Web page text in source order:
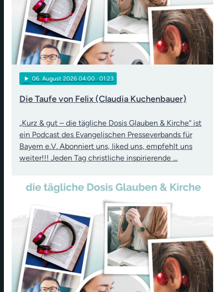
play_arrow 06. August 2026 04:00 · 01:23
Die Taufe von Felix (Claudia Kuchenbauer)
„Kurz & gut – die tägliche Dosis Glauben & Kirche“ ist
ein Podcast des Evangelischen Presseverbands für
Bayern e.V. Abonniert uns, liked uns, empfehlt uns
weiter!!! Jeden Tag christliche inspirierende …